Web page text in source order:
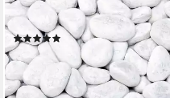
Gartenkies Zierkies Marmor
Gartendeko
(4)
20,99 €
(2,10 €/ 1 kg)
lieferbar - in 3-4 Werktagen bei dir